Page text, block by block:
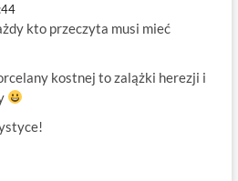
kto przeczyta musi mieć
kostnej to zalążki herezji i